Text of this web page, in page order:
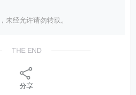
未经允许请勿转载。
THE END
分享